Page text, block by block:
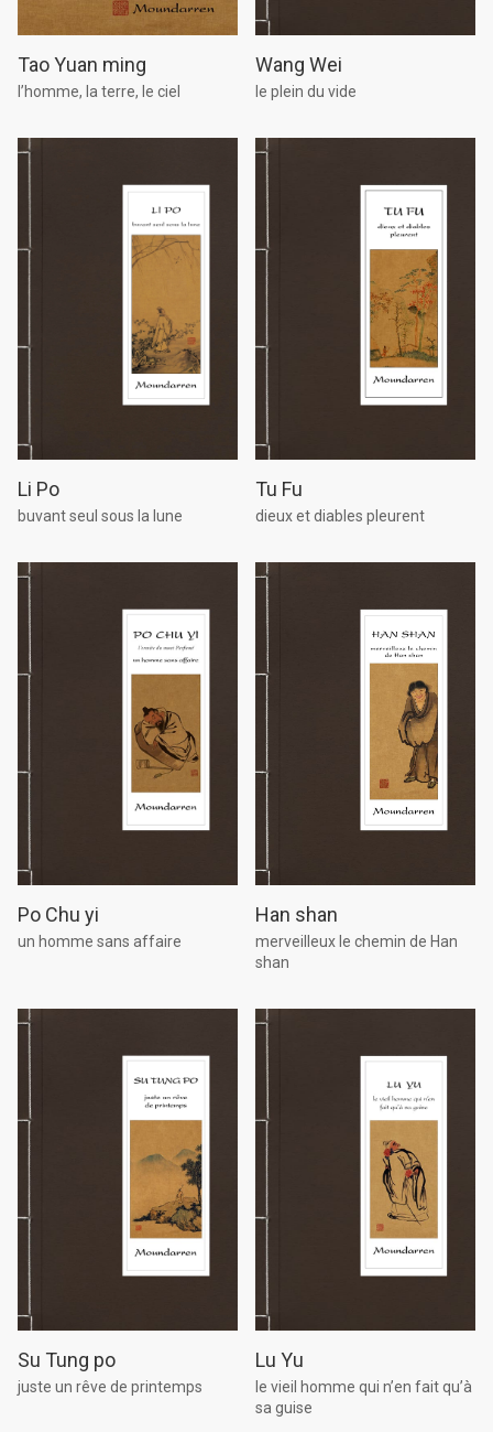
Tao Yuan ming
l’homme, la terre, le ciel
Wang Wei
le plein du vide
Li Po
buvant seul sous la lune
Tu Fu
dieux et diables pleurent
Po Chu yi
un homme sans affaire
Han shan
merveilleux le chemin de Han
shan
Su Tung po
juste un rêve de printemps
Lu Yu
le vieil homme qui n’en fait qu’à
sa guise